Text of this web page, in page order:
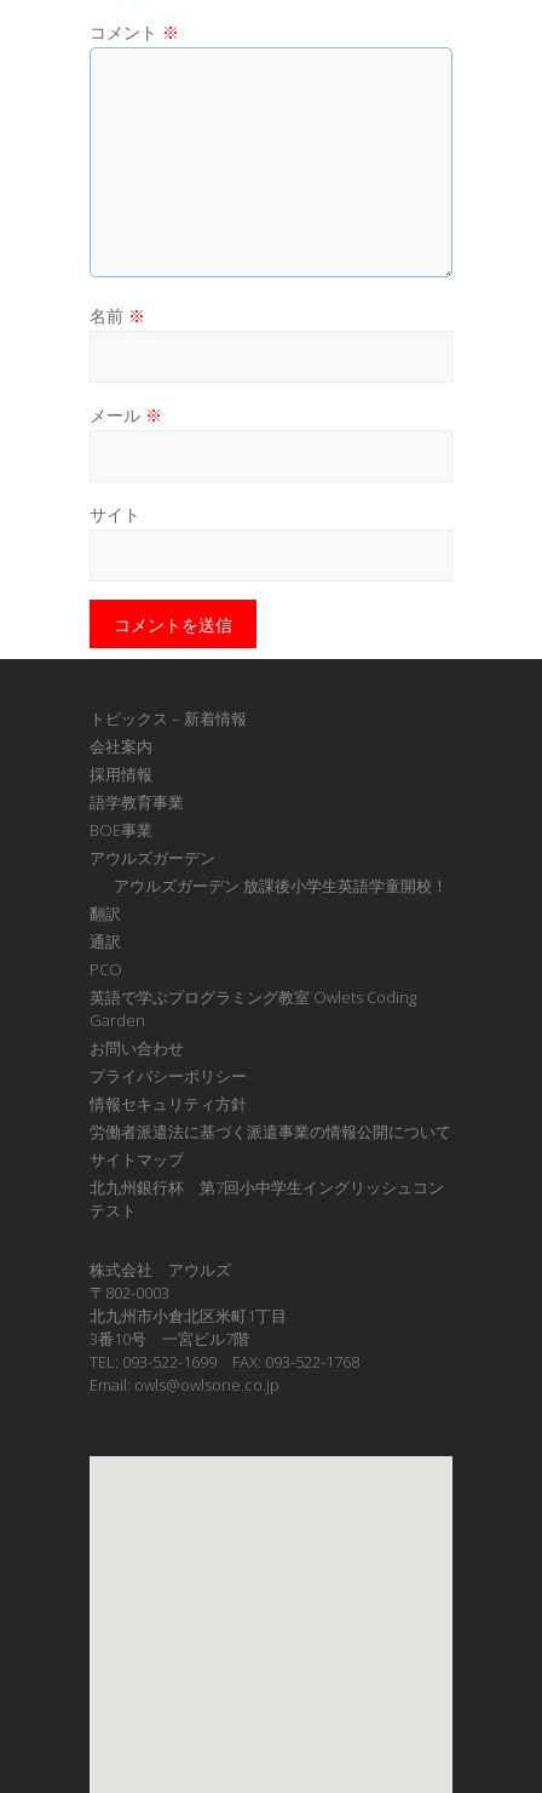
コメント ※
名前 ※
メール ※
サイト
トピックス – 新着情報
会社案内
採用情報
語学教育事業
BOE事業
アウルズガーデン
アウルズガーデン 放課後小学生英語学童開校！
翻訳
通訳
PCO
英語で学ぶプログラミング教室 Owlets Coding
Garden
お問い合わせ
プライバシーポリシー
情報セキュリティ方針
労働者派遣法に基づく派遣事業の情報公開について
サイトマップ
北九州銀行杯 第7回小中学生イングリッシュコン
テスト
株式会社 アウルズ
〒802-0003
北九州市小倉北区米町1丁目
3番10号 一宮ビル7階
TEL: 093-522-1699 FAX: 093-522-1768
Email: owls@owlsone.co.jp